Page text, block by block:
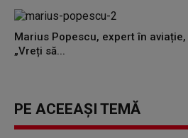
Marius Popescu, expert în
„Vreți să...
PE ACEEAȘI TEMĂ